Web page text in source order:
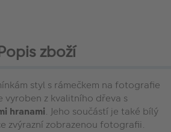
zboží
styl s rámečkem na fotografie
vyroben z kvalitního dřeva s
hranami. Jeho součástí je také bílý
zvýrazní zobrazenou fotografii.